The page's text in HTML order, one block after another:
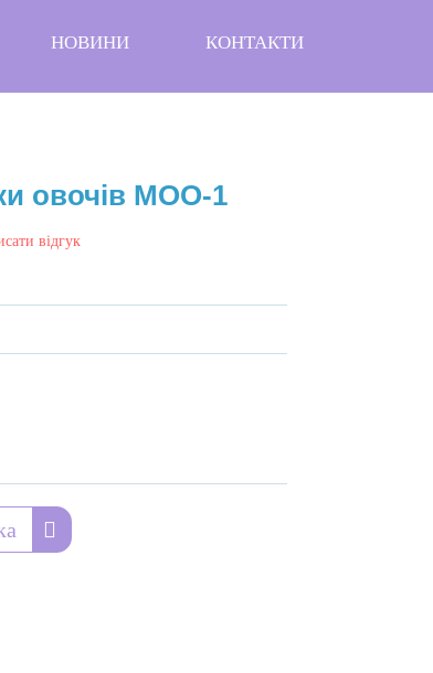
НОВИНИ КОНТАКТИ
овочів МОО-1
відгук